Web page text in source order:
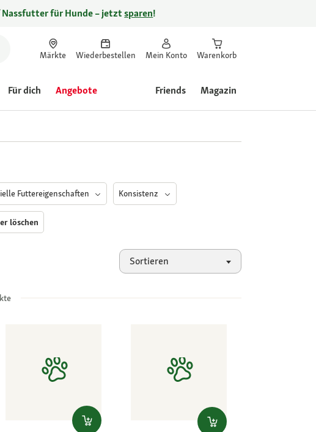
Nassfutter für Hunde – jetztsparen!
Märkte Wiederbestellen Mein Konto Warenkorb
Für dich Angebote Friends Magazin
Futtereigenschaften Konsistenz
löschen
Sortieren